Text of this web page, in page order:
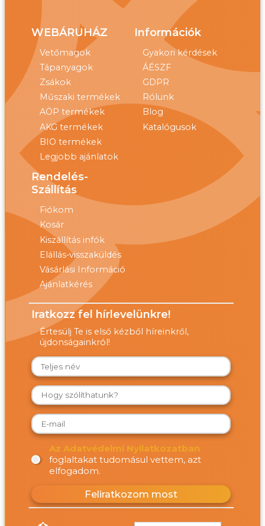
WEBÁRUHÁZ
Vetőmagok
Tápanyagok
Zsákok
Műszaki termékek
AÖP termékek
AKG termékek
BIO termékek
Legjobb ajánlatok
Információk
Gyakori kérdések
ÁÉSZF
GDPR
Rólunk
Blog
Katalógusok
Rendelés-
Szállítás
Fiókom
Kosár
Kiszállítás infók
Elállás-visszaküldés
Vásárlási Információ
Ajánlatkérés
Iratkozz fel hírlevelünkre!
Értesülj Te is első kézből híreinkről,
újdonságainkról!
Az Adatvédelmi Nyilatkozatban
foglaltakat tudomásul vettem, azt
elfogadom.
Feliratkozom most